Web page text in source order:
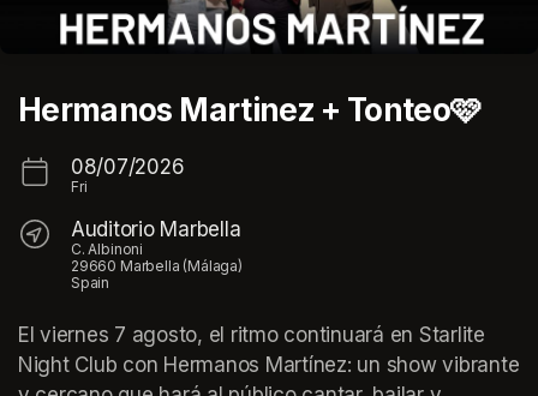
Hermanos Martinez + Tonteo🩷
08/07/2026
Fri
Auditorio Marbella
C. Albinoni
29660 Marbella (Málaga)
Spain
El viernes 7 agosto, el ritmo continuará en Starlite
Night Club con Hermanos Martínez: un show vibrante